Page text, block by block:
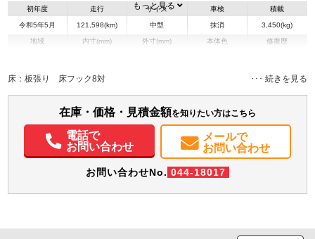
初年度
令和5年5月
走行
121,598(km)
サイズ
中型
車検
抹消
積載
3,450(kg)
地域 内寸(mm)
H:490
外寸(mm) 本体色 修復歴
バックモニター
もっと見る
床：板張り 床フック8対
在庫・価格・見積金額を知りたい方はこちら
電話で
お問い合わせ
メールで
お問い合わせ
お問い合わせNo. 044-18017